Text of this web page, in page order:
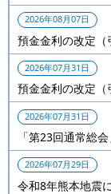
2026年08月07日
預金金利の改定
2026年07月31日
預金金利の改定
2026年07月31日
「第23回通常総
2026年07月29日
令和8年熊本地震